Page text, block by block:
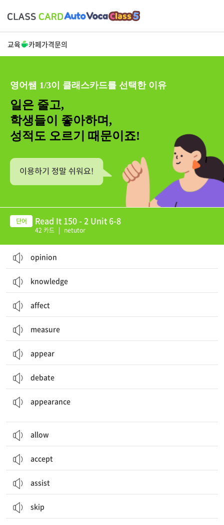
교육 카페가격문의
영어쌤 1/3이 클래스카드를 선택한 이유
일은 줄고,
학생들이 좋아하며,
성적도 오르기 때문이죠!
Read It 150 - 2 Unit 6-8
42 카드 | netutor
opinion
knowledge
affect
measure
appear
debate
appearance
allow
accept
assist
skip